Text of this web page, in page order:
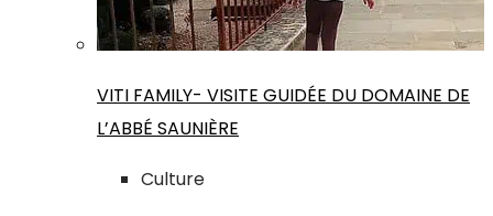
VITI FAMILY- VISITE GUIDÉE DU DOMAINE DE
L’ABBÉ SAUNIÈRE
Culture